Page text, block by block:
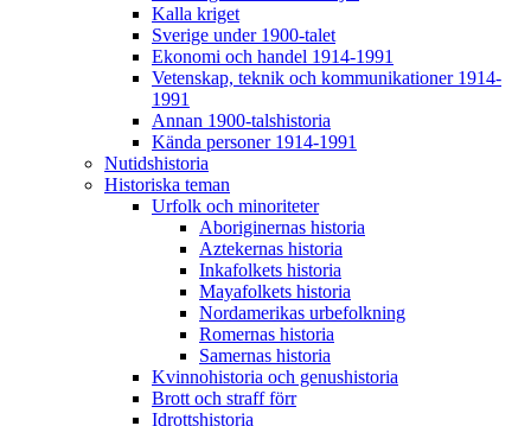
Kalla kriget
Sverige under 1900-talet
Ekonomi och handel 1914-1991
Vetenskap, teknik och kommunikationer 1914-
1991
Annan 1900-talshistoria
Kända personer 1914-1991
Nutidshistoria
Historiska teman
Urfolk och minoriteter
Aboriginernas historia
Aztekernas historia
Inkafolkets historia
Mayafolkets historia
Nordamerikas urbefolkning
Romernas historia
Samernas historia
Kvinnohistoria och genushistoria
Brott och straff förr
Idrottshistoria